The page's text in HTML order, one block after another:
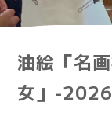
油絵「名
女」-